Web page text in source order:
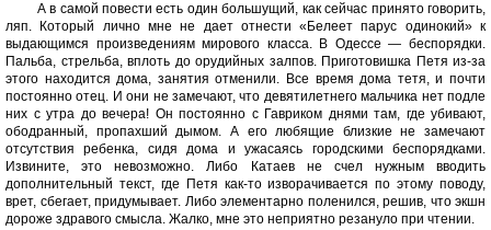
А в самой повести есть один большущий, как сейчас принято говорить,
ляп. Который лично мне не дает отнести «Белеет парус одинокий» к
выдающимся произведениям мирового класса. В Одессе — беспорядки.
Пальба, стрельба, вплоть до орудийных залпов. Приготовишка Петя из-за
этого находится дома, занятия отменили. Все время дома тетя, и почти
постоянно отец. И они не замечают, что девятилетнего мальчика нет подле
них с утра до вечера! Он постоянно с Гавриком днями там, где убивают,
ободранный, пропахший дымом. А его любящие близкие не замечают
отсутствия ребенка, сидя дома и ужасаясь городскими беспорядками.
Извините, это невозможно. Либо Катаев не счел нужным вводить
дополнительный текст, где Петя как-то изворачивается по этому поводу,
врет, сбегает, придумывает. Либо элементарно поленился, решив, что экшн
дороже здравого смысла. Жалко, мне это неприятно резануло при чтении.